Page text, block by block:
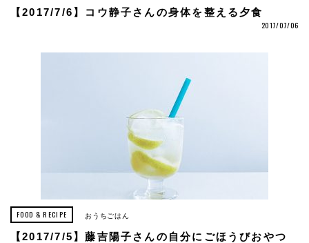
【2017/7/6】コウ静子さんの身体を整える夕食
2017/07/06
FOOD & RECIPE おうちごはん
【2017/7/5】藤吉陽子さんの自分にごほうびおやつ